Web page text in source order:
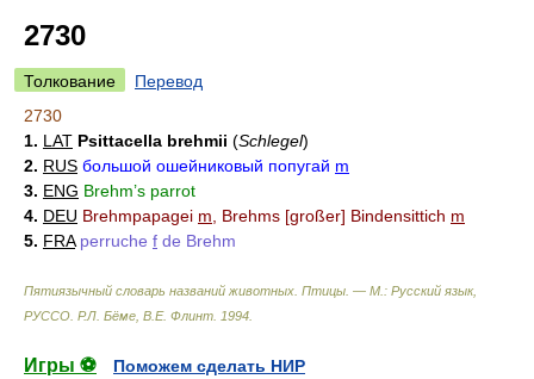
2730
Толкование
Перевод
2730
1. LAT Psittacella brehmii (Schlegel)
2. RUS большой ошейниковый попугай m
3. ENG Brehm’s parrot
4. DEU Brehmpapagei m , Brehms [großer] Bindensittich m
5. FRA perruche f de Brehm
Пятиязычный словарь названий животных. Птицы. — М.: Русский язык,
РУССО Р.Л. Бёме, В.Е. Флинт 1994
Игры ⚽
Поможем сделать НИР